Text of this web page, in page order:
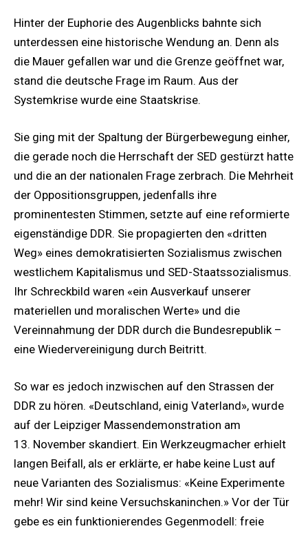
Hinter der Euphorie des Augenblicks bahnte sich
unterdessen eine historische Wendung an. Denn als
die Mauer gefallen war und die Grenze geöffnet war,
stand die deutsche Frage im Raum. Aus der
Systemkrise wurde eine Staatskrise.
Sie ging mit der Spaltung der Bürgerbewegung einher,
die gerade noch die Herrschaft der SED gestürzt hatte
und die an der nationalen Frage zerbrach. Die Mehrheit
der Oppositionsgruppen, jedenfalls ihre
prominentesten Stimmen, setzte auf eine reformierte
eigenständige DDR. Sie propagierten den «dritten
Weg» eines demokratisierten Sozialismus zwischen
westlichem Kapitalismus und SED-Staatssozialismus.
Ihr Schreckbild waren «ein Ausverkauf unserer
materiellen und moralischen Werte» und die
Vereinnahmung der DDR durch die Bundesrepublik –
eine Wiedervereinigung durch Beitritt.
So war es jedoch inzwischen auf den Strassen der
DDR zu hören. «Deutschland, einig Vaterland», wurde
auf der Leipziger Massendemonstration am
13. November skandiert. Ein Werkzeugmacher erhielt
langen Beifall, als er erklärte, er habe keine Lust auf
neue Varianten des Sozialismus: «Keine Experimente
mehr! Wir sind keine Versuchskaninchen.» Vor der Tür
gebe es ein funktionierendes Gegenmodell: freie